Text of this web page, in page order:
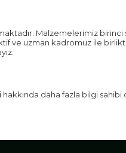
Malzemelerimiz birinci
ve uzman kadromuz ile
hakkında daha fazla bilgi sahibi